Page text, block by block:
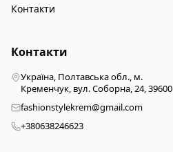
Контакти
Контакти
Україна, Полтавська обл., м.
Кременчук, вул. Соборна, 24, 39600
fashionstylekrem@gmail.com
+380638246623